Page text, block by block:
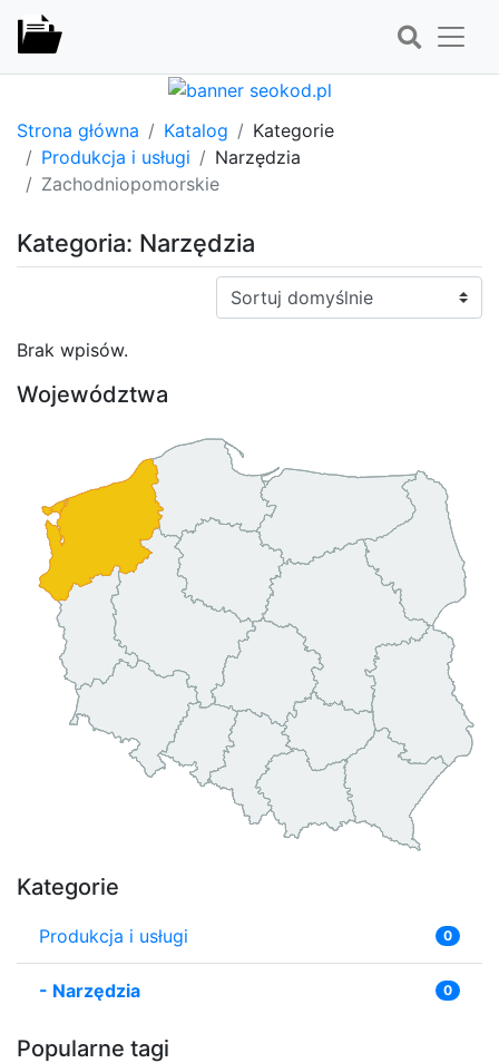
Strona główna Katalog
Kategorie
Produkcja i usługi
Narzędzia
Zachodniopomorskie
Kategoria: Narzędzia
Sortuj:
Brak wpisów.
Województwa
Kategorie
Produkcja i usługi 0
- Narzędzia 0
Popularne tagi